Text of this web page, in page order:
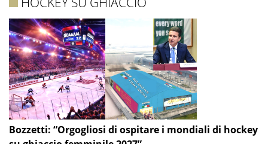
Bozzetti: “Orgogliosi di ospitare i mondiali di hockey